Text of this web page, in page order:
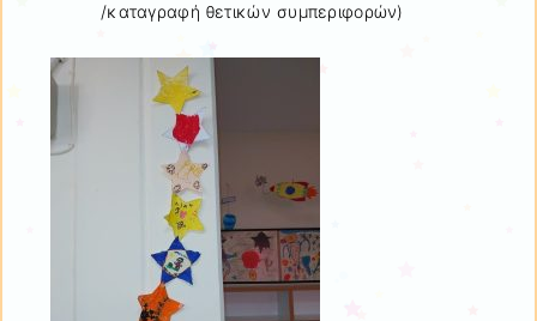
/καταγραφή θετικών συμπεριφορών)